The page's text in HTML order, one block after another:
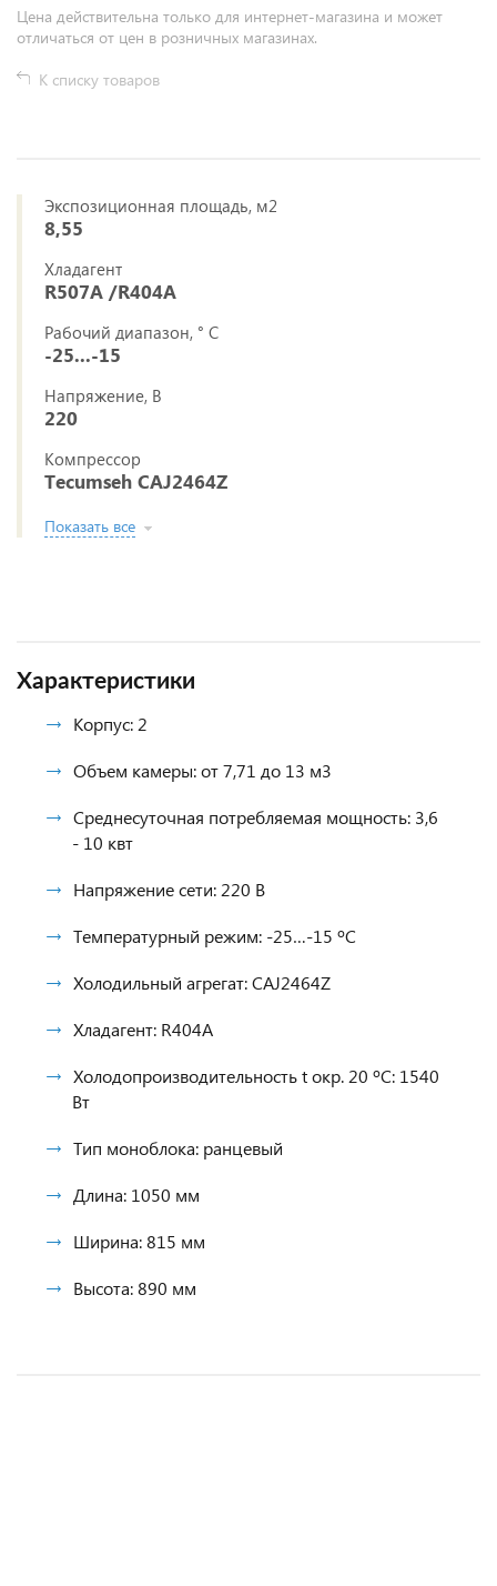
Цена действительна только для интернет-магазина и может
отличаться от цен в розничных магазинах.
К списку товаров
Экспозиционная площадь, м2
8,55
Хладагент
R507A /R404A
Рабочий диапазон, ° С
-25...-15
Напряжение, В
220
Компрессор
Tecumseh CAJ2464Z
Показать все
Характеристики
Корпус: 2
Объем камеры: от 7,71 до 13 м3
Среднесуточная потребляемая мощность: 3,6
- 10 квт
Напряжение сети: 220 В
Температурный режим: -25…-15 ºС
Холодильный агрегат: CAJ2464Z
Хладагент: R404A
Холодопроизводительность t окр. 20 ºС: 1540
Вт
Тип моноблока: ранцевый
Длина: 1050 мм
Ширина: 815 мм
Высота: 890 мм